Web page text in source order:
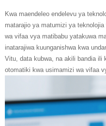
Kwa maendeleo endelevu ya
matarajio ya matumizi ya
wa vifaa vya matibabu yatakuwa
inatarajiwa kuunganishwa kwa
Vitu, data kubwa, na akili bandia ili
otomatiki kwa usimamizi wa vifaa